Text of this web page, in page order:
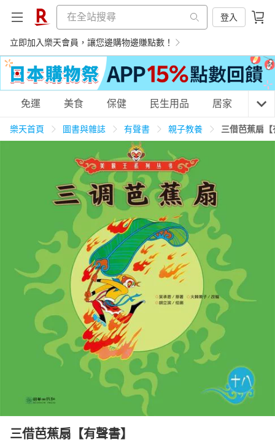
登入
立即加入樂天會員，讓您邊購物邊賺點數！
購物網分類
美食蛋糕 養生保健
3C家電 運動休閒
女裝 男裝 化妝保養 情趣用品
日本購物 電子/紙本書
HOT
免運 美食 保健 民生用品 居家 3C
樂天首頁 圖書與雜誌 有聲書 親子教養 三借芭蕉扇【
三借芭蕉扇【有聲書】